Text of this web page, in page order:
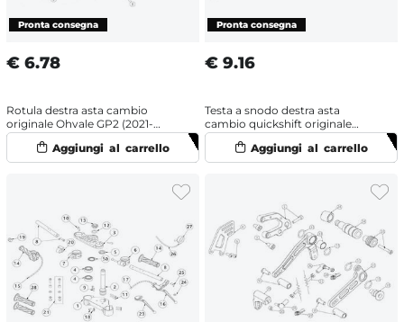
€ 6.78
Rotula destra asta cambio
originale Ohvale GP2 (2021-
2025)
€ 9.16
Testa a snodo destra asta
cambio quickshift originale
Ohvale GP2 (2021-2025)